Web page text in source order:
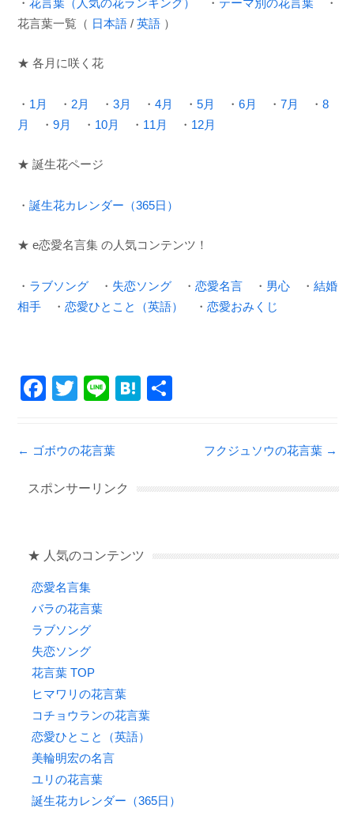
花言葉一覧（ 日本語 / 英語 ）
★ 各月に咲く花
・ 1月 ・ 2月 ・ 3月 ・ 4月 ・ 5月 ・ 6月 ・ 7月 ・ 8
月
・ 9月 ・ 10月 ・ 11月 ・ 12月
★ 誕生花ページ
・ 誕生花カレンダー（365日）
★ e恋愛名言集 の人気コンテンツ！
・ ラブソング ・ 失恋ソング ・ 恋愛名言 ・ 男心 ・ 結婚
相手 ・ 恋愛ひとこと（英語） ・ 恋愛おみくじ
F
c
e
b
k
T
tt
er
Li
e
H
Post navigation
← ゴボウの花言葉 フクジュソウの花言葉 →
スポンサーリンク
★ 人気のコンテンツ
恋愛名言集
バラの花言葉
ラブソング
失恋ソング
花言葉 TOP
ヒマワリの花言葉
コチョウランの花言葉
恋愛ひとこと（英語）
美輪明宏の名言
ユリの花言葉
誕生花カレンダー（365日）